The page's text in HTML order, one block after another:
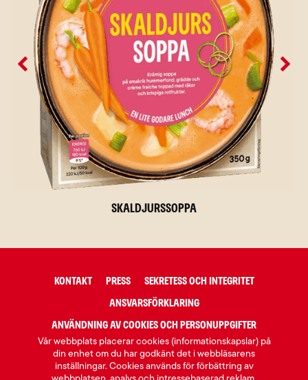
Skaldjurssoppa
KONTAKT PRESS
SEKRETESS OCH INTEGRITET
ANSVARSFÖRKLARING
ANVÄNDNING AV COOKIES OCH PERSONUPPGIFTER
Vår webbplats placerar cookies (informationskapslar) på
din enhet om du har godkänt det i webbläsarens
inställningar. Cookies används för förbättring av